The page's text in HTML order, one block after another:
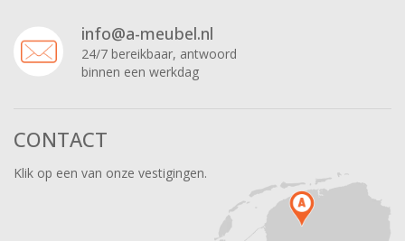
info@a-meubel.nl
24/7 bereikbaar, antwoord
binnen een werkdag
CONTACT
Klik op een van onze vestigingen.